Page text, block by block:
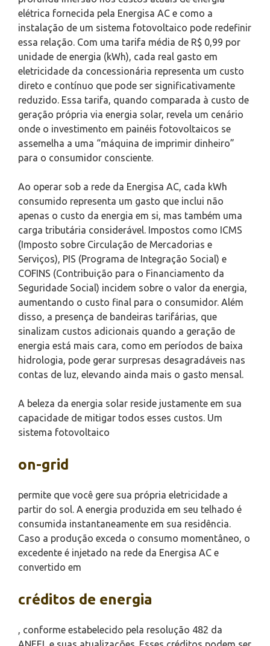
elétrica fornecida pela Energisa AC e como a
instalação de um sistema fotovoltaico pode redefinir
essa relação. Com uma tarifa média de R$ 0,99 por
unidade de energia (kWh), cada real gasto em
eletricidade da concessionária representa um custo
direto e contínuo que pode ser significativamente
reduzido. Essa tarifa, quando comparada à custo de
geração própria via energia solar, revela um cenário
onde o investimento em painéis fotovoltaicos se
assemelha a uma “máquina de imprimir dinheiro”
para o consumidor consciente.
Ao operar sob a rede da Energisa AC, cada kWh
consumido representa um gasto que inclui não
apenas o custo da energia em si, mas também uma
carga tributária considerável. Impostos como ICMS
(Imposto sobre Circulação de Mercadorias e
Serviços), PIS (Programa de Integração Social) e
COFINS (Contribuição para o Financiamento da
Seguridade Social) incidem sobre o valor da energia,
aumentando o custo final para o consumidor. Além
disso, a presença de bandeiras tarifárias, que
sinalizam custos adicionais quando a geração de
energia está mais cara, como em períodos de baixa
hidrologia, pode gerar surpresas desagradáveis nas
contas de luz, elevando ainda mais o gasto mensal.
A beleza da energia solar reside justamente em sua
capacidade de mitigar todos esses custos. Um
sistema fotovoltaico
on-grid
permite que você gere sua própria eletricidade a
partir do sol. A energia produzida em seu telhado é
consumida instantaneamente em sua residência.
Caso a produção exceda o consumo momentâneo, o
excedente é injetado na rede da Energisa AC e
convertido em
créditos de energia
, conforme estabelecido pela resolução 482 da